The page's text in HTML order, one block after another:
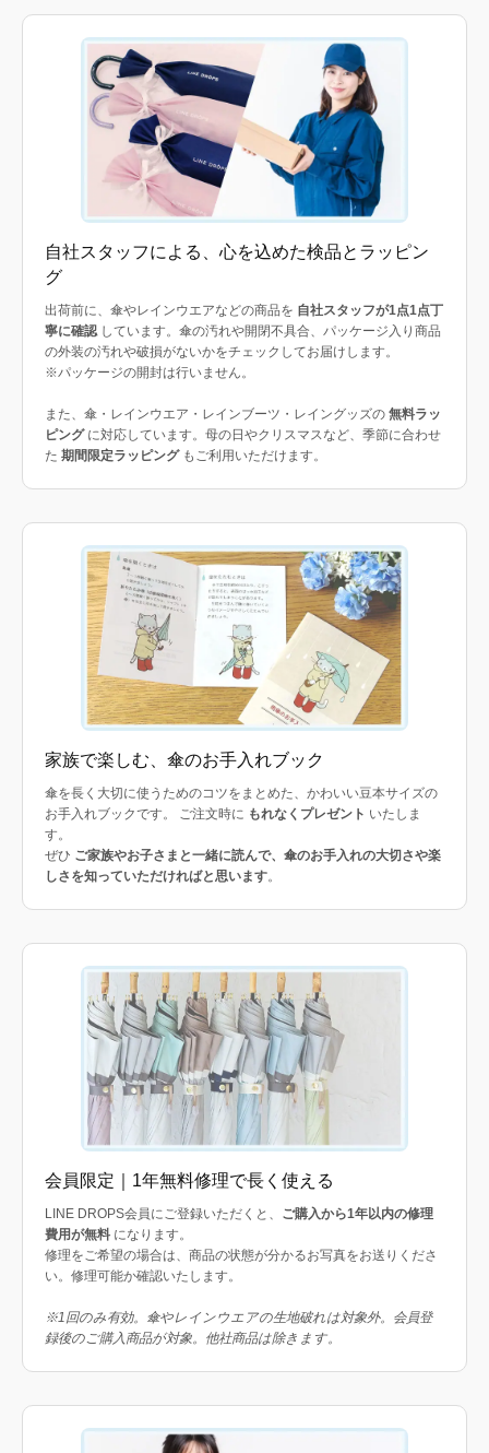
自社スタッフによる、心を込めた検品とラッピン
グ
出荷前に、傘やレインウエアなどの商品を 自社スタッフが1点1点丁
寧に確認しています。傘の汚れや開閉不具合、パッケージ入り商品
の外装の汚れや破損がないかをチェックしてお届けします。
※パッケージの開封は行いません。
また、傘・レインウエア・レインブーツ・レイングッズの 無料ラッ
ピングに対応しています。母の日やクリスマスなど、季節に合わせ
た 期間限定ラッピングもご利用いただけます。
家族で楽しむ、傘のお手入れブック
傘を長く大切に使うためのコツをまとめた、かわいい豆本サイズの
お手入れブックです。 ご注文時に もれなくプレゼント いたしま
す。
ぜひ ご家族やお子さまと一緒に読んで、傘のお手入れの大切さや楽
しさを知っていただければと思います。
会員限定｜1年無料修理で長く使える
LINE DROPS会員にご登録いただくと、 ご購入から1年以内の修理
費用が無料 になります。
修理をご希望の場合は、商品の状態が分かるお写真をお送りくださ
い。修理可能か確認いたします。
※1回のみ有効。傘やレインウエアの生地破れは対象外。会員登
録後のご購入商品が対象。他社商品は除きます。